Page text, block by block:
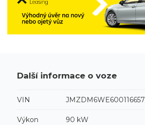
Další informace o voze
VIN JMZDM6WE600116657
Výkon 90 kW